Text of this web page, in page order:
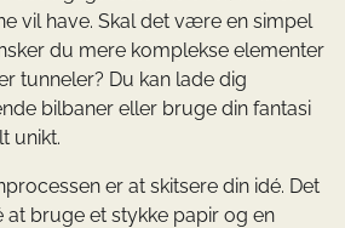
vil have. Skal det være en simpel
du mere komplekse elementer
tunneler? Du kan lade dig
bilbaner eller bruge din fantasi
unikt.
er at skitsere din idé. Det
bruge et stykke papir og en